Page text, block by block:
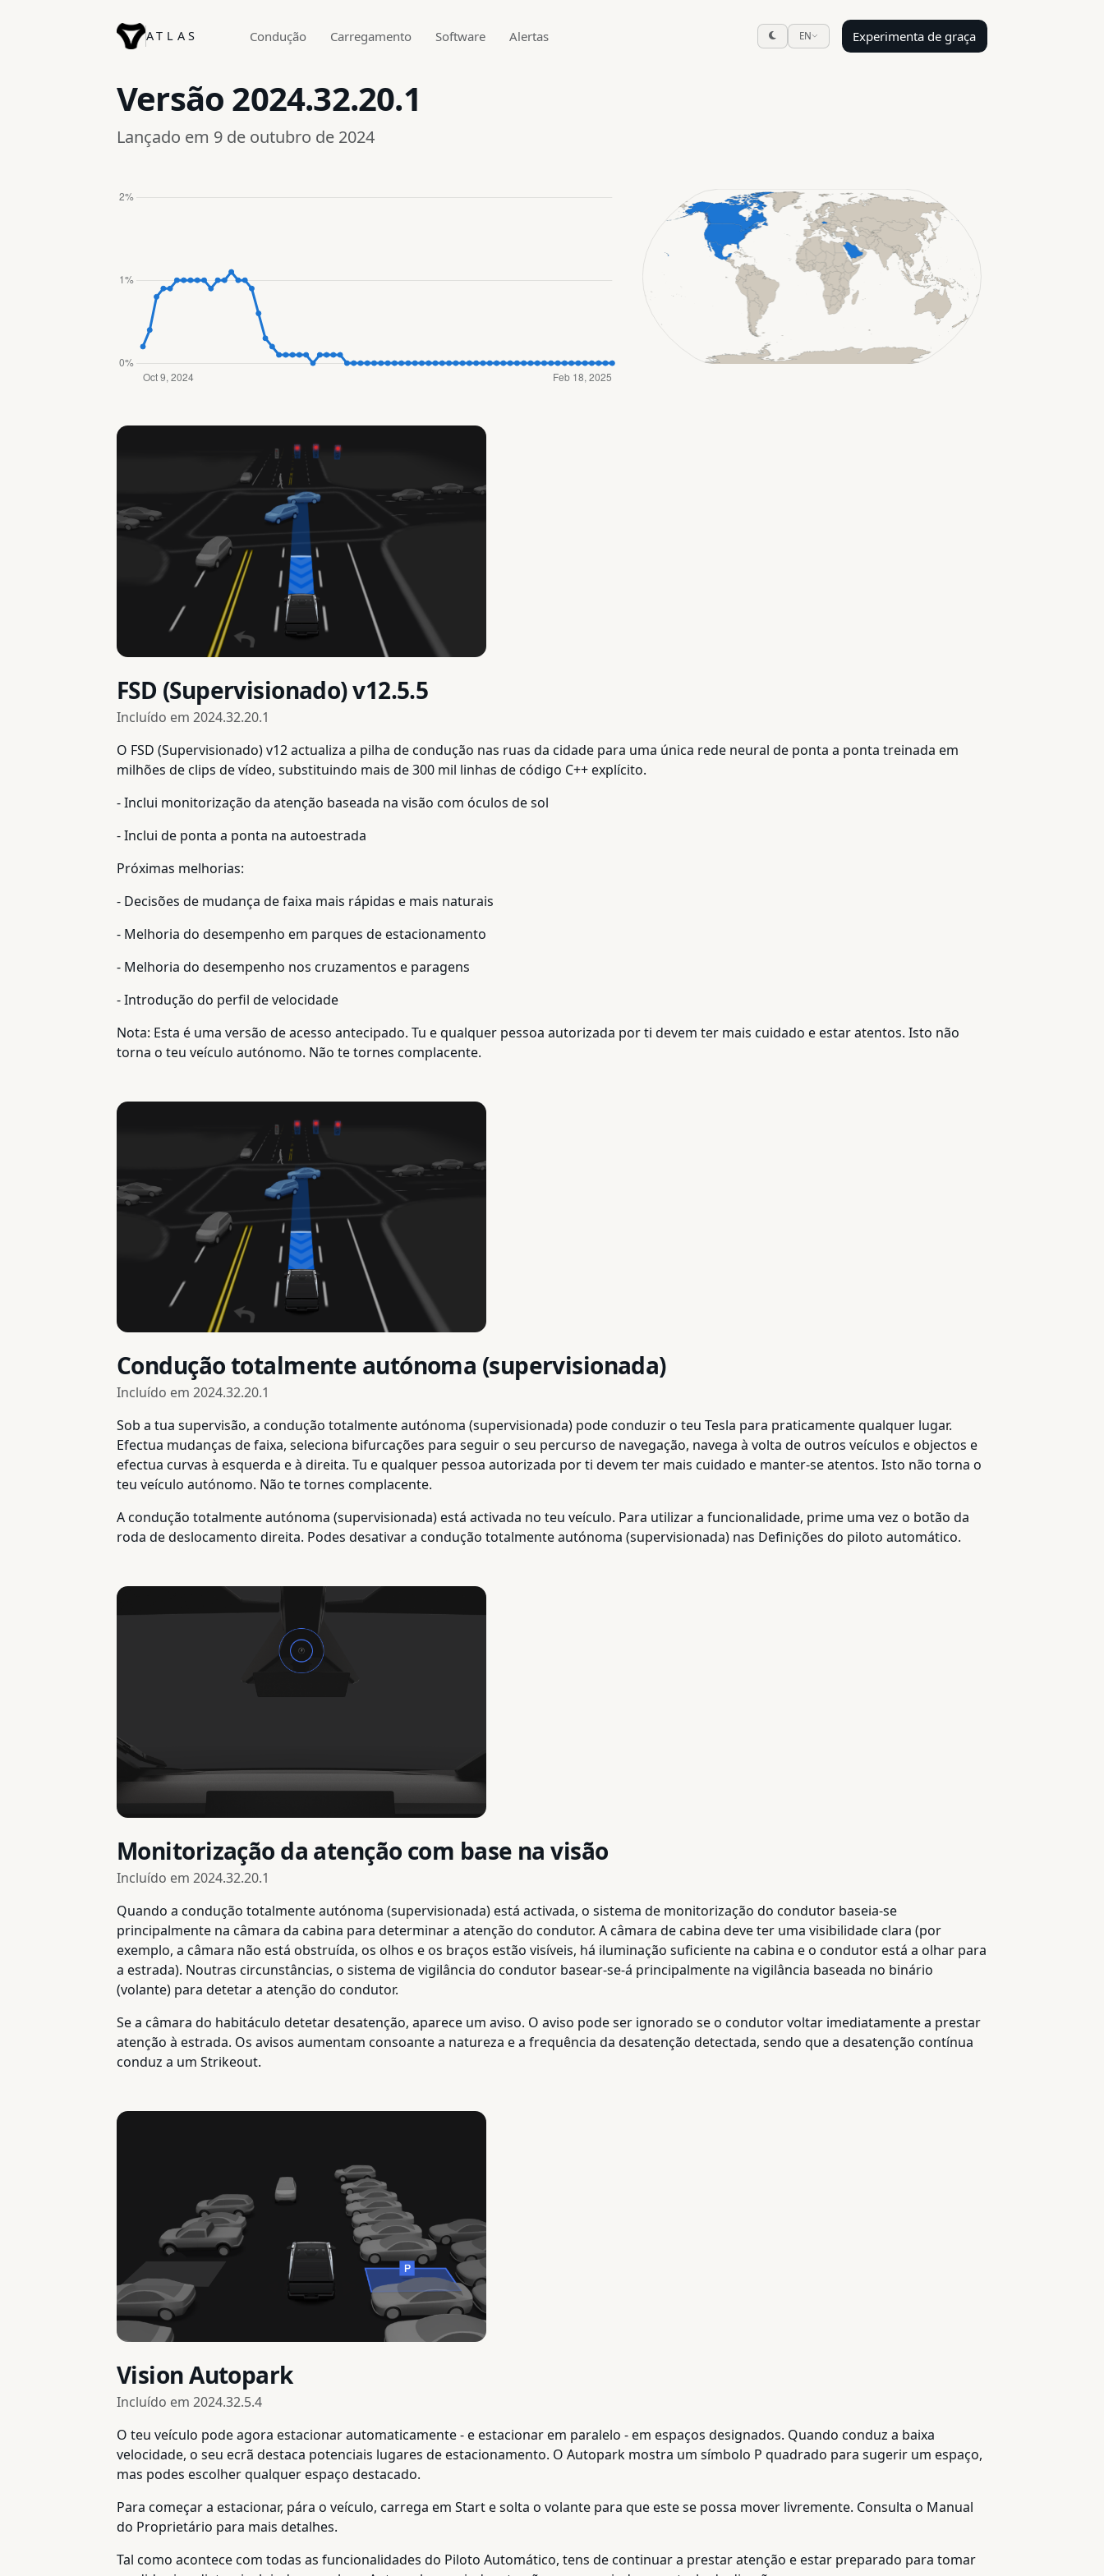
ATLAS Condução Carregamento Software Alertas EN Experimenta de graça
Versão 2024.32.20.1
Lançado em 9 de outubro de 2024
FSD (Supervisionado) v12.5.5
Incluído em 2024.32.20.1
O FSD (Supervisionado) v12 actualiza a pilha de condução nas ruas da cidade para uma única rede neural de ponta a ponta treinada em
milhões de clips de vídeo, substituindo mais de 300 mil linhas de código C++ explícito.
- Inclui monitorização da atenção baseada na visão com óculos de sol
- Inclui de ponta a ponta na autoestrada
Próximas melhorias:
- Decisões de mudança de faixa mais rápidas e mais naturais
- Melhoria do desempenho em parques de estacionamento
- Melhoria do desempenho nos cruzamentos e paragens
- Introdução do perfil de velocidade
Nota: Esta é uma versão de acesso antecipado. Tu e qualquer pessoa autorizada por ti devem ter mais cuidado e estar atentos. Isto não
torna o teu veículo autónomo. Não te tornes complacente.
Condução totalmente autónoma (supervisionada)
Incluído em 2024.32.20.1
Sob a tua supervisão, a condução totalmente autónoma (supervisionada) pode conduzir o teu Tesla para praticamente qualquer lugar.
Efectua mudanças de faixa, seleciona bifurcações para seguir o seu percurso de navegação, navega à volta de outros veículos e objectos e
efectua curvas à esquerda e à direita. Tu e qualquer pessoa autorizada por ti devem ter mais cuidado e manter-se atentos. Isto não torna o
teu veículo autónomo. Não te tornes complacente.
A condução totalmente autónoma (supervisionada) está activada no teu veículo. Para utilizar a funcionalidade, prime uma vez o botão da
roda de deslocamento direita. Podes desativar a condução totalmente autónoma (supervisionada) nas Definições do piloto automático.
Monitorização da atenção com base na visão
Incluído em 2024.32.20.1
Quando a condução totalmente autónoma (supervisionada) está activada, o sistema de monitorização do condutor baseia-se
principalmente na câmara da cabina para determinar a atenção do condutor. A câmara de cabina deve ter uma visibilidade clara (por
exemplo, a câmara não está obstruída, os olhos e os braços estão visíveis, há iluminação suficiente na cabina e o condutor está a olhar para
a estrada). Noutras circunstâncias, o sistema de vigilância do condutor basear-se-á principalmente na vigilância baseada no binário
(volante) para detetar a atenção do condutor.
Se a câmara do habitáculo detetar desatenção, aparece um aviso. O aviso pode ser ignorado se o condutor voltar imediatamente a prestar
atenção à estrada. Os avisos aumentam consoante a natureza e a frequência da desatenção detectada, sendo que a desatenção contínua
conduz a um Strikeout.
Vision Autopark
Incluído em 2024.32.5.4
O teu veículo pode agora estacionar automaticamente - e estacionar em paralelo - em espaços designados. Quando conduz a baixa
velocidade, o seu ecrã destaca potenciais lugares de estacionamento. O Autopark mostra um símbolo P quadrado para sugerir um espaço,
mas podes escolher qualquer espaço destacado.
Para começar a estacionar, pára o veículo, carrega em Start e solta o volante para que este se possa mover livremente. Consulta o Manual
do Proprietário para mais detalhes.
Tal como acontece com todas as funcionalidades do Piloto Automático, tens de continuar a prestar atenção e estar preparado para tomar